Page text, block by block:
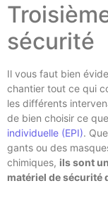
sécurité
Il vous faut bien
chantier tout ce qui
les différents
de bien choisir ce
individuelle (EPI).
gants ou des
chimiques, ils sont
matériel de sécurité